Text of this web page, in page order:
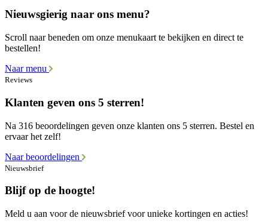
Nieuwsgierig naar ons menu?
Scroll naar beneden om onze menukaart te bekijken en direct te
bestellen!
Naar menu
Reviews
Klanten geven ons 5 sterren!
Na 316 beoordelingen geven onze klanten ons 5 sterren. Bestel en
ervaar het zelf!
Naar beoordelingen
Nieuwsbrief
Blijf op de hoogte!
Meld u aan voor de nieuwsbrief voor unieke kortingen en acties!